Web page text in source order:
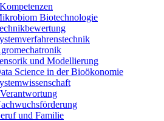
Biotechnologie
und Modellierung
Science in der Bioökonomie
und Familie